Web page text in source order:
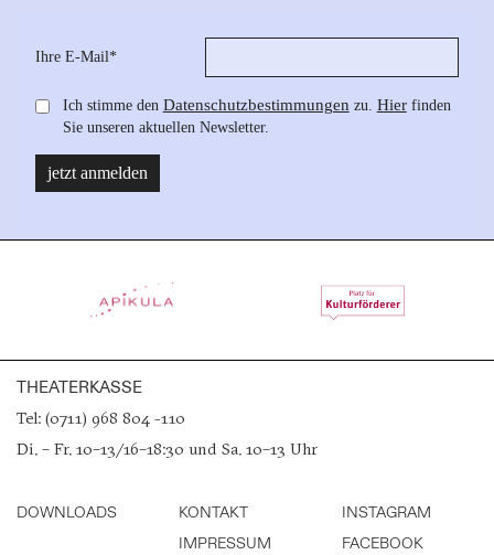
THEATERKASSE
Tel: (0711) 968 804 -110
Di. – Fr. 10–13/16–18:30 und Sa. 10–13 Uhr
DOWNLOADS
KONTAKT
IMPRESSUM
INSTAGRAM
FACEBOOK